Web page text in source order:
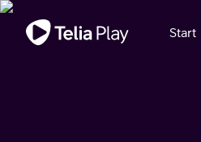
Viktigt meddelande
Start